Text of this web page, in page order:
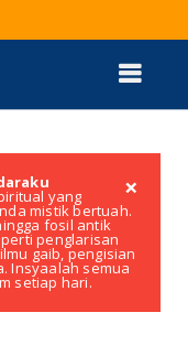
×
yang
mistik bertuah.
fosil antik
penglarisan
gaib, pengisian
Insyaalah semua
setiap hari.